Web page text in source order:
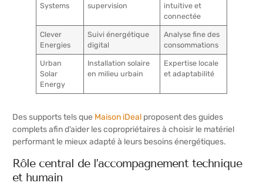
Systems
supervision
intuitive et
connectée
Clever
Energies
Suivi énergétique
digital
Analyse fine des
consommations
Urban
Solar
Energy
Installation solaire
en milieu urbain
Expertise locale
et adaptabilité
Des supports tels que Maison iDeal proposent des guides
complets afin d’aider les copropriétaires à choisir le matériel
performant le mieux adapté à leurs besoins énergétiques.
Rôle central de l’accompagnement technique
et humain